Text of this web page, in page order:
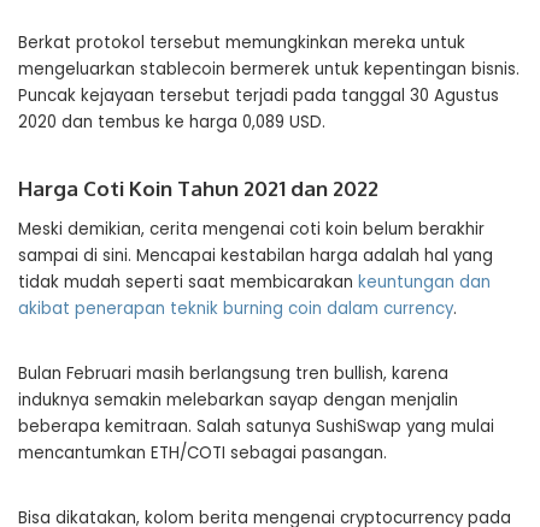
Berkat protokol tersebut memungkinkan mereka untuk
mengeluarkan stablecoin bermerek untuk kepentingan bisnis.
Puncak kejayaan tersebut terjadi pada tanggal 30 Agustus
2020 dan tembus ke harga 0,089 USD.
Harga Coti Koin Tahun 2021 dan 2022
Meski demikian, cerita mengenai coti koin belum berakhir
sampai di sini. Mencapai kestabilan harga adalah hal yang
tidak mudah seperti saat membicarakan keuntungan dan
akibat penerapan teknik burning coin dalam currency.
Bulan Februari masih berlangsung tren bullish, karena
induknya semakin melebarkan sayap dengan menjalin
beberapa kemitraan. Salah satunya SushiSwap yang mulai
mencantumkan ETH/COTI sebagai pasangan.
Bisa dikatakan, kolom berita mengenai cryptocurrency pada